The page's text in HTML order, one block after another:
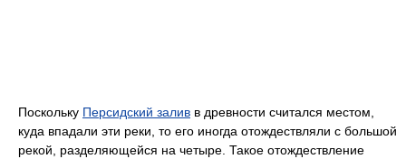
Поскольку Персидский залив в древности считался местом,
куда впадали эти реки, то его иногда отождествляли с большой
рекой, разделяющейся на четыре. Такое отождествление